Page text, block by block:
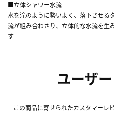
■立体シャワー水流
水を滝のように勢いよく、落下させる
流が組み合わさり、立体的な水流を生
す
ユーザ
この商品に寄せられたカスタマーレ